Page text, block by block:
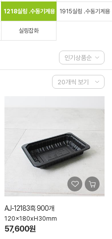
1218실링 .수동기계용 1915실링 .수동기계용
실링잡화
AJ-12183흑 900개
120x180xH30mm
57,600원